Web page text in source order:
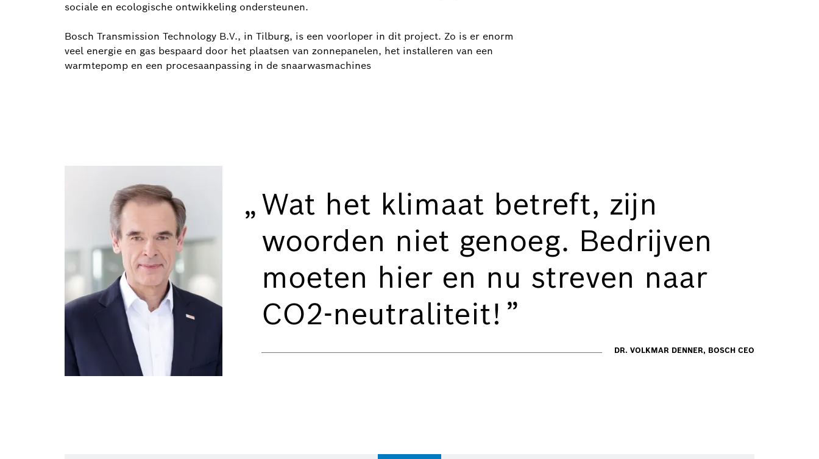
sociale en ecologische ontwikkeling ondersteunen.
Bosch Transmission Technology B.V., in Tilburg, is een voorloper in dit project. Zo is er enorm
veel energie en gas bespaard door het plaatsen van zonnepanelen, het installeren van een
warmtepomp en een procesaanpassing in de snaarwasmachines
Wat het klimaat betreft, zijn
woorden niet genoeg. Bedrijven
moeten hier en nu streven naar
CO2-neutraliteit!
DR. VOLKMAR DENNER, BOSCH CEO